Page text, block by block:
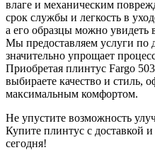
влаге и механическим
срок службы и легкость в
а его образцы можно увидеть
Мы предоставляем услуги по
значительно упрощает
Приобретая плинтус Fargo
выбираете качество и стиль,
максимальным комфортом.
Не упустите возможность
Купите плинтус с доставкой
сегодня!